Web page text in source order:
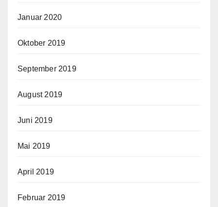
Januar 2020
Oktober 2019
September 2019
August 2019
Juni 2019
Mai 2019
April 2019
Februar 2019